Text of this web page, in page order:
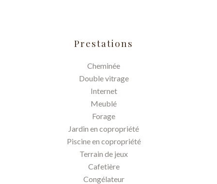
Prestations
Cheminée
Double vitrage
Internet
Meublé
Forage
Jardin en copropriété
Piscine en copropriété
Terrain de jeux
Cafetière
Congélateur